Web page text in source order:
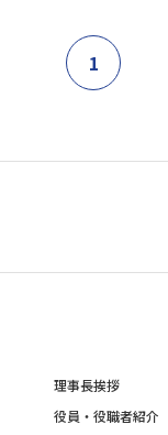
1
理事長挨拶
役員・役職者紹介